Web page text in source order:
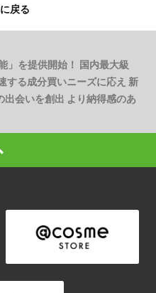
戻る
」を提供開始！ 国内最大級
する成分買いニーズに応え 新
会いを創出 より納得感のあ